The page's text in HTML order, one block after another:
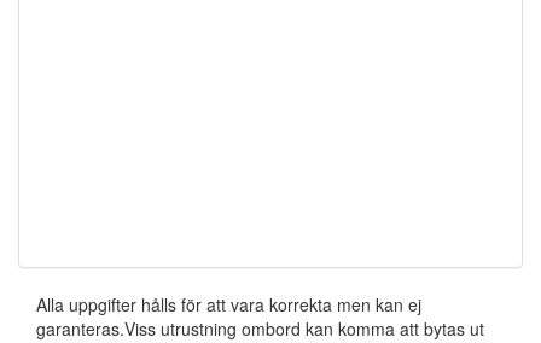
Alla uppgifter hålls för att vara korrekta men kan ej
garanteras.Viss utrustning ombord kan komma att bytas ut